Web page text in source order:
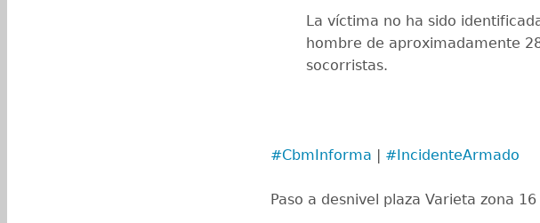
La víctima no ha sido
hombre de aproximadamente
socorristas.
#CbmInforma | #IncidenteArmado
Paso a desnivel plaza Varieta zona